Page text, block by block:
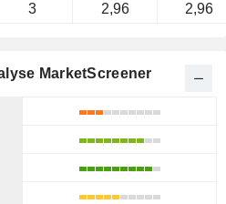
3 2,96 2,96
MarketScreener